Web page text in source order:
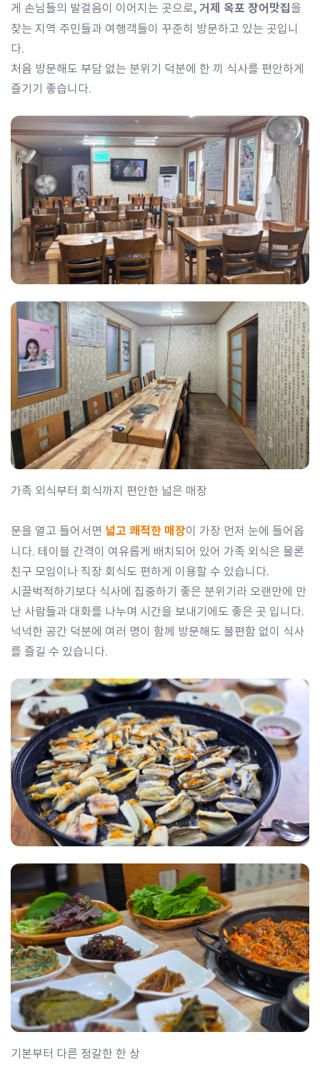
게 손님들의 발걸음이 이어지는 곳으로, 거제 옥포 장어맛집 을
찾는 지역 주민들과 여행객들이 꾸준히 방문하고 있는 곳입니
다.
처음 방문해도 부담 없는 분위기 덕분에 한 끼 식사를 편안하게
즐기기 좋습니다.
가족 외식부터 회식까지 편안한 넓은 매장
문을 열고 들어서면 넓고 쾌적한 매장이 가장 먼저 눈에 들어옵
니다. 테이블 간격이 여유롭게 배치되어 있어 가족 외식은 물론
친구 모임이나 직장 회식도 편하게 이용할 수 있습니다.
시끌벅적하기보다 식사에 집중하기 좋은 분위기라 오랜만에 만
난 사람들과 대화를 나누며 시간을 보내기에도 좋은 곳 입니다.
넉넉한 공간 덕분에 여러 명이 함께 방문해도 불편함 없이 식사
를 즐길 수 있습니다.
기본부터 다른 정갈한 한 상